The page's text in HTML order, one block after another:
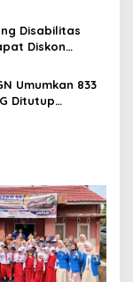
Belajar
Disabilitas
Diskon
dan Kuliah
Umumkan 833
Ditutup